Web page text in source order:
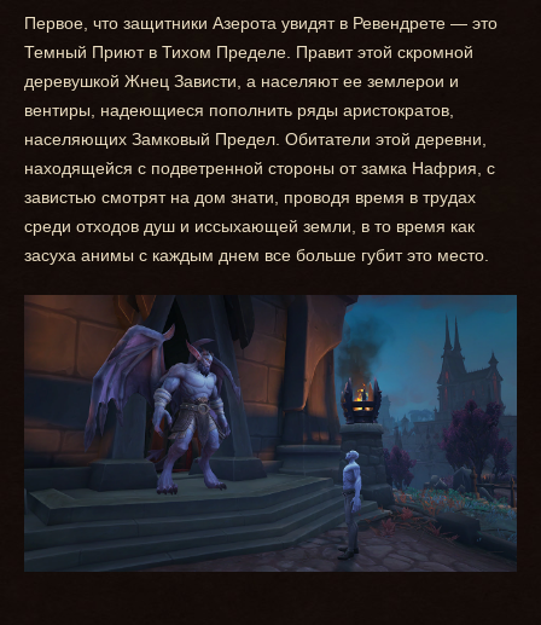
Первое, что защитники Азерота увидят в Ревендрете — это
Темный Приют в Тихом Пределе. Правит этой скромной
деревушкой Жнец Зависти, а населяют ее землерои и
вентиры, надеющиеся пополнить ряды аристократов,
населяющих Замковый Предел. Обитатели этой деревни,
находящейся с подветренной стороны от замка Нафрия, с
завистью смотрят на дом знати, проводя время в трудах
среди отходов душ и иссыхающей земли, в то время как
засуха анимы с каждым днем все больше губит это место.